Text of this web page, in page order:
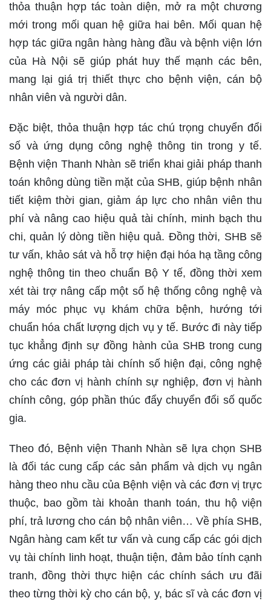
thỏa thuận hợp tác toàn diện, mở ra một chương
mới trong mối quan hệ giữa hai bên. Mối quan hệ
hợp tác giữa ngân hàng hàng đầu và bệnh viện lớn
của Hà Nội sẽ giúp phát huy thế mạnh các bên,
mang lại giá trị thiết thực cho bệnh viện, cán bộ
nhân viên và người dân.
Đặc biệt, thỏa thuận hợp tác chú trọng chuyển đổi
số và ứng dụng công nghệ thông tin trong y tế.
Bệnh viện Thanh Nhàn sẽ triển khai giải pháp thanh
toán không dùng tiền mặt của SHB, giúp bệnh nhân
tiết kiệm thời gian, giảm áp lực cho nhân viên thu
phí và nâng cao hiệu quả tài chính, minh bạch thu
chi, quản lý dòng tiền hiệu quả. Đồng thời, SHB sẽ
tư vấn, khảo sát và hỗ trợ hiện đại hóa hạ tầng công
nghệ thông tin theo chuẩn Bộ Y tế, đồng thời xem
xét tài trợ nâng cấp một số hệ thống công nghệ và
máy móc phục vụ khám chữa bệnh, hướng tới
chuẩn hóa chất lượng dịch vụ y tế. Bước đi này tiếp
tục khẳng định sự đồng hành của SHB trong cung
ứng các giải pháp tài chính số hiện đại, công nghệ
cho các đơn vị hành chính sự nghiệp, đơn vị hành
chính công, góp phần thúc đẩy chuyển đổi số quốc
gia.
Theo đó, Bệnh viện Thanh Nhàn sẽ lựa chọn SHB
là đối tác cung cấp các sản phẩm và dịch vụ ngân
hàng theo nhu cầu của Bệnh viện và các đơn vị trực
thuộc, bao gồm tài khoản thanh toán, thu hộ viện
phí, trả lương cho cán bộ nhân viên… Về phía SHB,
Ngân hàng cam kết tư vấn và cung cấp các gói dịch
vụ tài chính linh hoạt, thuận tiện, đảm bảo tính cạnh
tranh, đồng thời thực hiện các chính sách ưu đãi
theo từng thời kỳ cho cán bộ, y, bác sĩ và các đơn vị